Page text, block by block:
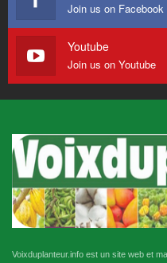
Join us on Facebook
Youtube
Join us on Youtube
Voixduplanteur.info est un site web et